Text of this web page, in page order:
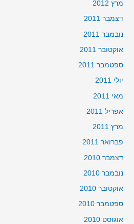
מרץ 2012
דצמבר 2011
נובמבר 2011
אוקטובר 2011
ספטמבר 2011
יולי 2011
מאי 2011
אפריל 2011
מרץ 2011
פברואר 2011
דצמבר 2010
נובמבר 2010
אוקטובר 2010
ספטמבר 2010
אוגוסט 2010